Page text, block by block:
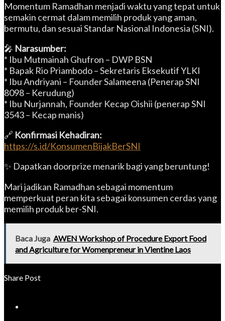
Momentum Ramadhan menjadi waktu yang tepat untuk
semakin cermat dalam memilih produk yang aman,
bermutu, dan sesuai Standar Nasional Indonesia (SNI).
🎤 Narasumber:
* Ibu Mutmainah Ghufron – DWP BSN
* Bapak Rio Priambodo – Sekretaris Eksekutif YLKI
* Ibu Andriyani – Founder Salameena (Penerap SNI
8098 – Kerudung)
* Ibu Nurjannah, Founder Kecap Oishii (penerap SNI
3543 – Kecap manis)
🔗 Konfirmasi Kehadiran:
https://s.id/KonsumenBijakBerSNI
✨ Dapatkan doorprize menarik bagi yang beruntung!
Mari jadikan Ramadhan sebagai momentum
memperkuat peran kita sebagai konsumen cerdas yang
memilih produk ber-SNI.
Baca Juga AWEN Workshop of Procedure Export Food
and Agriculture for Womenpreneur in Vientine Laos
Share Post